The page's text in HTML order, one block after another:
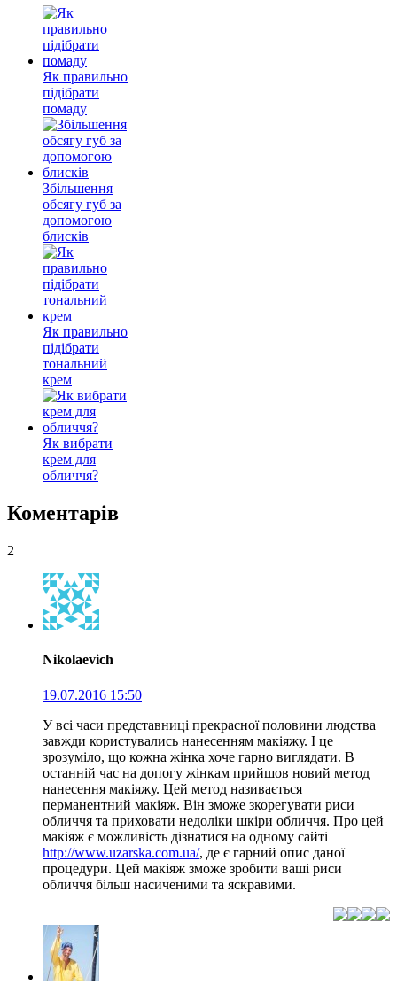
Як правильно
підібрати
помаду
Збільшення
обсягу губ за
допомогою
блисків
Як правильно
підібрати
тональний
крем
Як вибрати
крем для
обличчя?
Коментарів
2
Nikolaevich
19.07.2016 15:50
У всі часи представниці прекрасної половини людства
завжди користувались нанесенням макіяжу. І це
зрозуміло, що кожна жінка хоче гарно виглядати. В
останній час на допогу жінкам прийшов новий метод
нанесення макіяжу. Цей метод називається
перманентний макіяж. Він зможе зкорегувати риси
обличчя та приховати недоліки шкіри обличчя. Про цей
макіяж є можливість дізнатися на одному сайті
http://www.uzarska.com.ua/, де є гарний опис даної
процедури. Цей макіяж зможе зробити ваші риси
обличчя більш насиченими та яскравими.